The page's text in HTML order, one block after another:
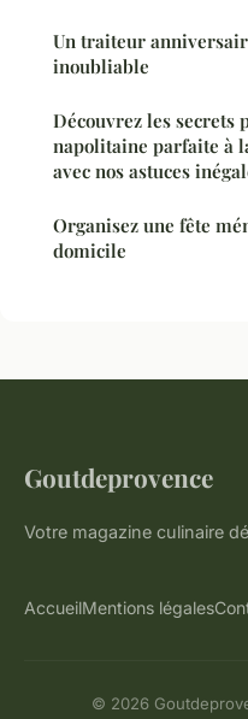
Un traiteur
inoubliable
Découvrez les
napolitaine parfaite à
avec nos astuces
Organisez une fête
domicile
Goutdeprovence
Votre magazine culinaire
AccueilMentions légales
© 2026